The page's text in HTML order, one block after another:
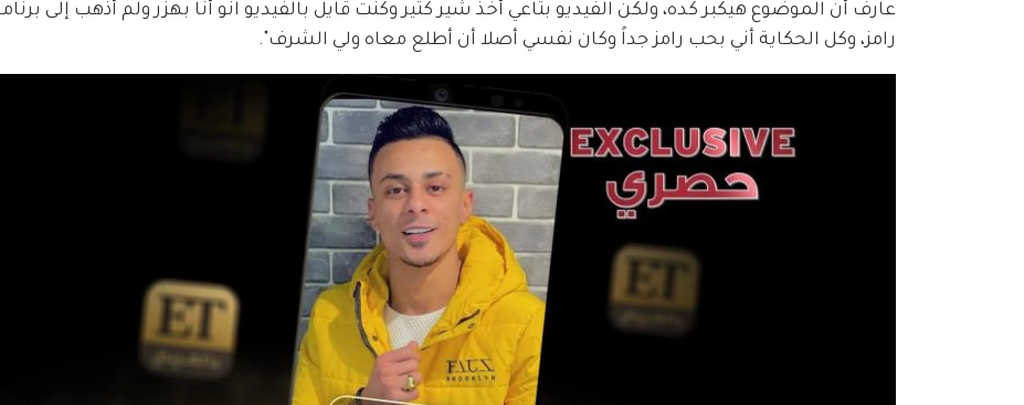
عارف أن الموضوع هيكبر كده، ولكن الفيديو بتاعي أخذ شير كتير وكنت قايل بالفيديو انو أنا بهزر ولم أذهب إلى
رامز، وكل الحكاية أني بحب رامز جداً وكان نفسي أصلا أن أطلع معاه ولي الشرف".